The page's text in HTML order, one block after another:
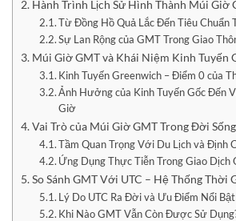
Hành Trình Lịch Sử Hình Thành Múi Giờ
Từ Đồng Hồ Quả Lắc Đến Tiêu Chuẩn
Sự Lan Rộng của GMT Trong Giao
Múi Giờ GMT và Khái Niệm Kinh Tuyến
Kinh Tuyến Greenwich – Điểm 0 của
Ảnh Hưởng của Kinh Tuyến Gốc Đến
Giờ
Vai Trò của Múi Giờ GMT Trong Đời
Tầm Quan Trọng Với Du Lịch và Định
Ứng Dụng Thực Tiễn Trong Giao Dịch
So Sánh GMT Với UTC – Hệ Thống Thời
Lý Do UTC Ra Đời và Ưu Điểm Nổi Bật
Khi Nào GMT Vẫn Còn Được Sử